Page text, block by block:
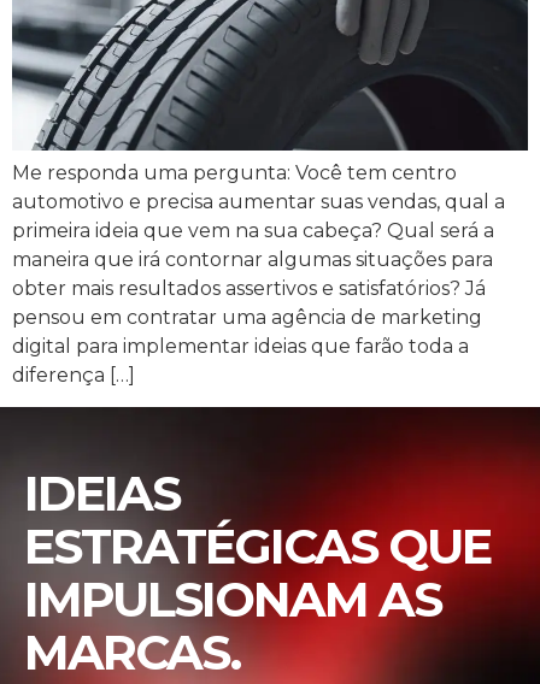
Me responda uma pergunta: Você tem centro
automotivo e precisa aumentar suas vendas, qual a
primeira ideia que vem na sua cabeça? Qual será a
maneira que irá contornar algumas situações para
obter mais resultados assertivos e satisfatórios? Já
pensou em contratar uma agência de marketing
digital para implementar ideias que farão toda a
diferença […]
IDEIAS
ESTRATÉGICAS QUE
IMPULSIONAM AS
MARCAS.